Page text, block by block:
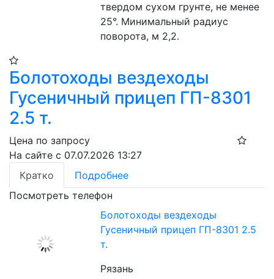
твердом сухом грунте, не менее
25°. Минимальный радиус
поворота, м 2,2.
Болотоходы вездеходы
Гусеничный прицеп ГП-8301
2.5 т.
Цена по запросу
На сайте с 07.07.2026 13:27
Кратко
Подробнее
Посмотреть телефон
Болотоходы вездеходы
Гусеничный прицеп ГП-8301 2.5
т.
Рязань